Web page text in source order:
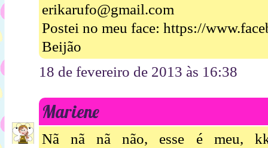
erikarufo@gmail.com
Postei no meu face: https://
Beijão
18 de fevereiro de 2013 às 16:38
Mariene
Nã nã nã não, esse é meu,